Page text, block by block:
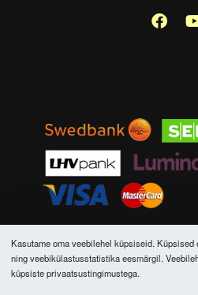
AVENTOR OÜ © 2026.
Kasutame oma veebilehel küpsiseid.
ning veebikülastusstatistika eesmärgil.
küpsiste privaatsustingimustega.